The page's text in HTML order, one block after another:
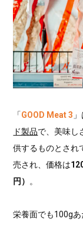
「GOOD Meat 3
ド製品で、美味し
供するものとされ
売され、価格は
円） 。
栄養面でも100g